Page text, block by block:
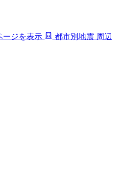
ージを表示 都市別地震 周辺